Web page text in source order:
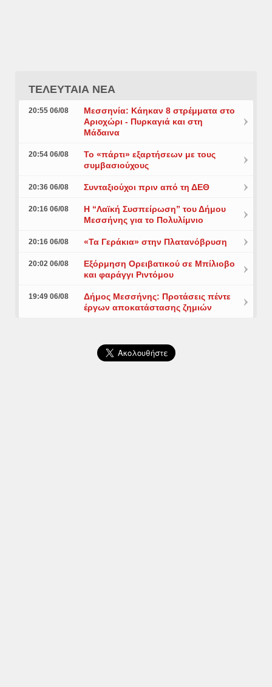
ΤΕΛΕΥΤΑΙΑ ΝΕΑ
20:55 06/08
Μεσσηνία: Κάηκαν 8 στρέμματα στο
Αριοχώρι - Πυρκαγιά και στη
Μάδαινα
20:54 06/08
Το «πάρτι» εξαρτήσεων με τους
συμβασιούχους
20:36 06/08 Συνταξιούχοι πριν από τη ΔΕΘ
20:16 06/08
Η “Λαϊκή Συσπείρωση” του Δήμου
Μεσσήνης για το Πολυλίμνιο
20:16 06/08 «Τα Γεράκια» στην Πλατανόβρυση
20:02 06/08
Εξόρμηση Ορειβατικού σε Μπίλιοβο
και φαράγγι Ριντόμου
19:49 06/08
Δήμος Μεσσήνης: Προτάσεις πέντε
έργων αποκατάστασης ζημιών